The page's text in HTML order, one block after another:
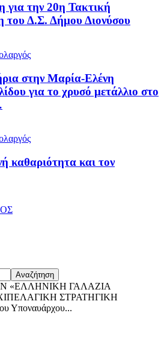
για την 20η Τακτική
του Δ.Σ. Δήμου Διονύσου
στην Μαρία-Ελένη
για το χρυσό μετάλλιο στο
καθαριότητα και τον
«ΕΛΛΗΝΙΚΗ ΓΑΛΑΖΙΑ
ΣΤΡΑΤΗΓΙΚΗ
Υποναυάρχου...